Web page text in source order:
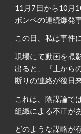
11月7日から10月
ボンベの連続爆発
この日、私は事件
現場にて動画を撮
出ると、『上から
断りの連絡が後日
これは、陰謀論で
組織による不正が
どのような謀略が